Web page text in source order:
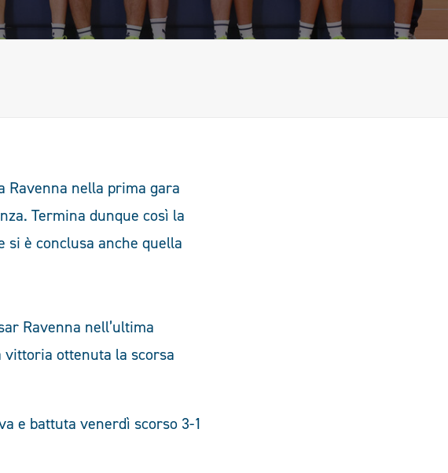
Ravenna nella prima gara
Termina dunque così la
si è conclusa anche quella
Ravenna nell’ultima
vittoria ottenuta la scorsa
e battuta venerdì scorso 3-1